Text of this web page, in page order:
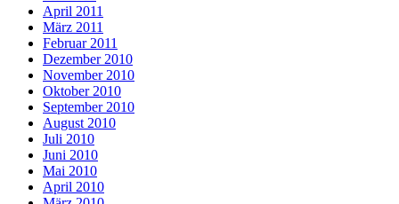
April 2011
März 2011
Februar 2011
Dezember 2010
November 2010
Oktober 2010
September 2010
August 2010
Juli 2010
Juni 2010
Mai 2010
April 2010